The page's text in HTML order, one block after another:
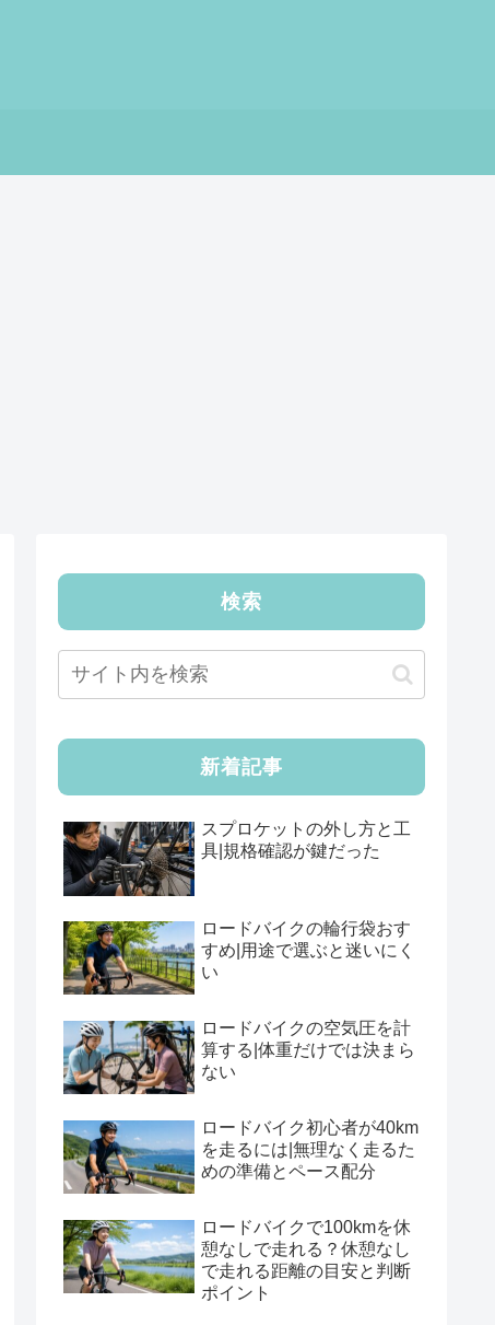
検索
新着記事
スプロケットの外し方と工
具|規格確認が鍵だった
ロードバイクの輪行袋おす
すめ|用途で選ぶと迷いにく
い
ロードバイクの空気圧を計
算する|体重だけでは決まら
ない
ロードバイク初心者が40km
を走るには|無理なく走るた
めの準備とペース配分
ロードバイクで100kmを休
憩なしで走れる？休憩なし
で走れる距離の目安と判断
ポイント